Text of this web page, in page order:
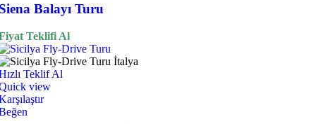
Balayı Turu
Teklifi Al
Teklif Al
view